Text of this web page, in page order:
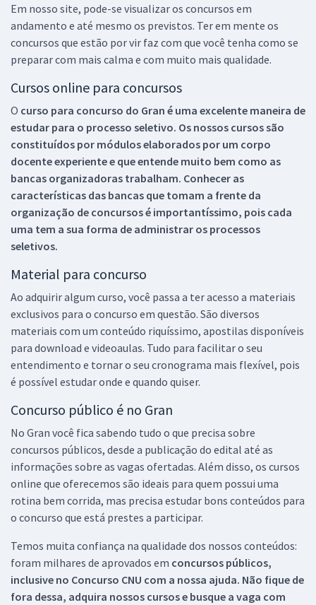
Em nosso site, pode-se visualizar os concursos em
andamento e até mesmo os previstos. Ter em mente os
concursos que estão por vir faz com que você tenha como se
preparar com mais calma e com muito mais qualidade.
Cursos online para concursos
O curso para concurso do Gran é uma excelente maneira de
estudar para o processo seletivo. Os nossos cursos são
constituídos por módulos elaborados por um corpo
docente experiente e que entende muito bem como as
bancas organizadoras trabalham. Conhecer as
características das bancas que tomam a frente da
organização de concursos é importantíssimo, pois cada
uma tem a sua forma de administrar os processos
seletivos.
Material para concurso
Ao adquirir algum curso, você passa a ter acesso a materiais
exclusivos para o concurso em questão. São diversos
materiais com um conteúdo riquíssimo, apostilas disponíveis
para download e videoaulas. Tudo para facilitar o seu
entendimento e tornar o seu cronograma mais flexível, pois
é possível estudar onde e quando quiser.
Concurso público é no Gran
No Gran você fica sabendo tudo o que precisa sobre
concursos públicos, desde a publicação do edital até as
informações sobre as vagas ofertadas. Além disso, os cursos
online que oferecemos são ideais para quem possui uma
rotina bem corrida, mas precisa estudar bons conteúdos para
o concurso que está prestes a participar.
Temos muita confiança na qualidade dos nossos conteúdos:
foram milhares de aprovados em concursos públicos,
inclusive no Concurso CNU com a nossa ajuda. Não fique de
fora dessa, adquira nossos cursos e busque a vaga com